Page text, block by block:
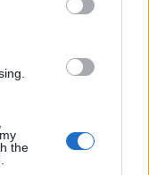
the